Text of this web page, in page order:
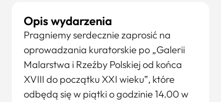
Opis wydarzenia
Pragniemy serdecznie zaprosić na
oprowadzania kuratorskie po „Galerii
Malarstwa i Rzeźby Polskiej od końca
XVIII do początku XXI wieku”, które
odbędą się w piątki o godzinie 14.00 w